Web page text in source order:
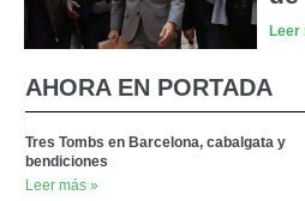
Leer
AHORA EN PORTADA
Tres Tombs en Barcelona, cabalgata y
bendiciones
Leer más »